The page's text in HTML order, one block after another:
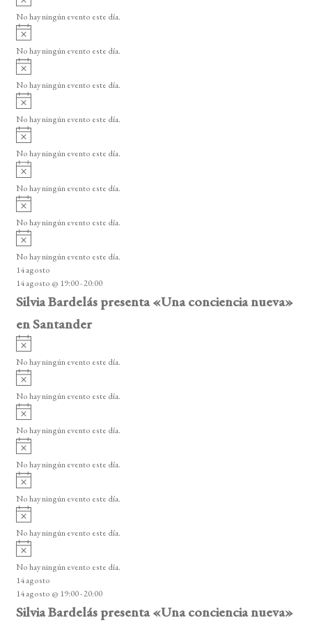
d
e
E
v
e
n
t
o
s
s
o
v
i
o
No hay ningún evento este día.
A
v
i
o
No hay ningún evento este día.
A
v
i
o
No hay ningún evento este día.
A
v
i
o
No hay ningún evento este día.
A
v
i
o
No hay ningún evento este día.
A
v
i
o
No hay ningún evento este día.
A
v
i
o
No hay ningún evento este día.
A
v
i
s
o
No hay ningún evento este día.
14 agosto
14 agosto @ 19:00-20:00
Silvia Bardelás presenta «Una conciencia nueva»
en Santander
A
v
i
o
No hay ningún evento este día.
A
v
i
o
No hay ningún evento este día.
A
v
i
o
No hay ningún evento este día.
A
v
i
o
No hay ningún evento este día.
A
v
i
o
No hay ningún evento este día.
A
v
i
o
No hay ningún evento este día.
A
v
i
s
o
No hay ningún evento este día.
14 agosto
14 agosto @ 19:00-20:00
Silvia Bardelás presenta «Una conciencia nueva»